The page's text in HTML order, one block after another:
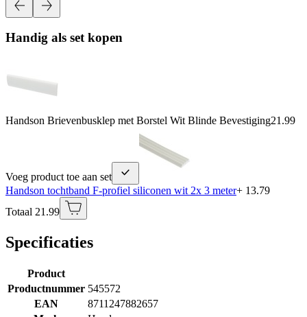
Handig als set kopen
Handson Brievenbusklep met Borstel Wit Blinde Bevestiging21.99
Voeg product toe aan set
Handson tochtband F-profiel siliconen wit 2x 3 meter+ 13.79
Totaal 21.99
Specificaties
Product
Productnummer 545572
EAN
8711247882657